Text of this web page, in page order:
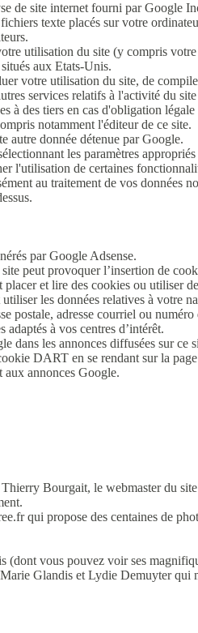
de site internet fourni par Google
texte placés sur votre
utilisation du site (y compris votre
aux Etats-Unis.
votre utilisation du site, de
services relatifs à l'activité du
à des tiers en cas d'obligation
notamment l'éditeur de ce site.
autre donnée détenue par Google.
les paramètres
l'utilisation de certaines
au traitement de vos données
par Google Adsense.
peut provoquer l’insertion de
et lire des cookies ou utiliser
les données relatives à votre
postale, adresse courriel ou
à vos centres d’intérêt.
les annonces diffusées sur ce
DART en se rendant surla
aux annonces Google.
Bourgait, le webmaster du site
qui propose des centaines de
(dont vous pouvez voir ses
Glandis et Lydie Demuyter qui